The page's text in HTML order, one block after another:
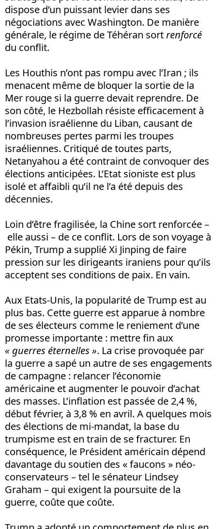
dispose d’un puissant levier dans ses
négociations avec Washington. De manière
générale, le régime de Téhéran sortrenforcé
du conflit.
Les Houthis n’ont pas rompu avec l’Iran ; ils
menacent même de bloquer la sortie de la
Mer rouge si la guerre devait reprendre. De
son côté, le Hezbollah résiste efficacement à
l’invasion israélienne du Liban, causant de
nombreuses pertes parmi les troupes
israéliennes. Critiqué de toutes parts,
Netanyahou a été contraint de convoquer des
élections anticipées. L’Etat sioniste est plus
isolé et affaibli qu’il ne l’a été depuis des
décennies.
Loin d’être fragilisée, la Chine sort renforcée –
elle aussi – de ce conflit. Lors de son voyage à
Pékin, Trump a supplié Xi Jinping de faire
pression sur les dirigeants iraniens pour qu’ils
acceptent ses conditions de paix. En vain.
Aux Etats-Unis, la popularité de Trump est au
plus bas. Cette guerre est apparue à nombre
de ses électeurs comme le reniement d’une
promesse importante : mettre fin aux
« guerres éternelles ». La crise provoquée par
la guerre a sapé un autre de ses engagements
de campagne : relancer l’économie
américaine et augmenter le pouvoir d’achat
des masses. L’inflation est passée de 2,4 %,
début février, à 3,8 % en avril. A quelques mois
des élections de mi-mandat, la base du
trumpisme est en train de se fracturer. En
conséquence, le Président américain dépend
davantage du soutien des « faucons » néo-
conservateurs – tel le sénateur Lindsey
Graham – qui exigent la poursuite de la
guerre, coûte que coûte.